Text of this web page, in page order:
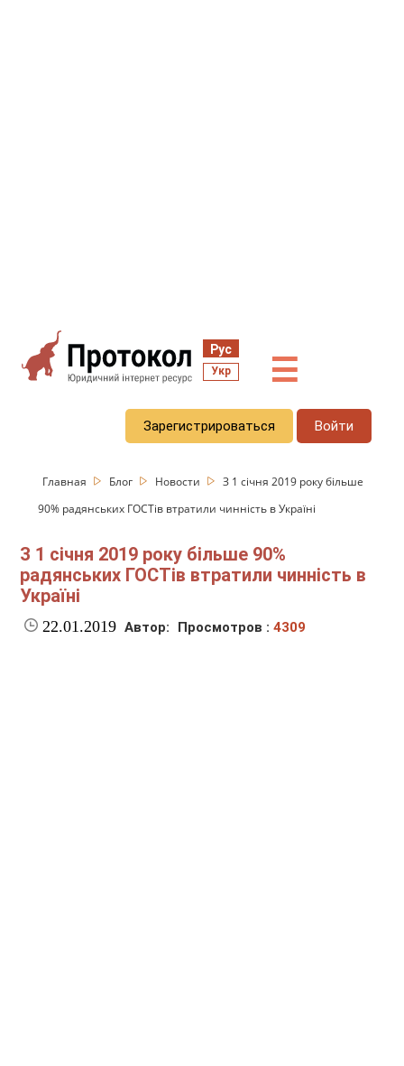
Рус
Укр ☰
Зарегистрироваться Войти
Главная Блог Новости
З 1 січня 2019 року більше
90% радянських ГОСТів втратили чинність в Україні
З 1 січня 2019 року більше 90%
радянських ГОСТів втратили чинність в
Україні
22.01.2019 Автор: Просмотров :4309